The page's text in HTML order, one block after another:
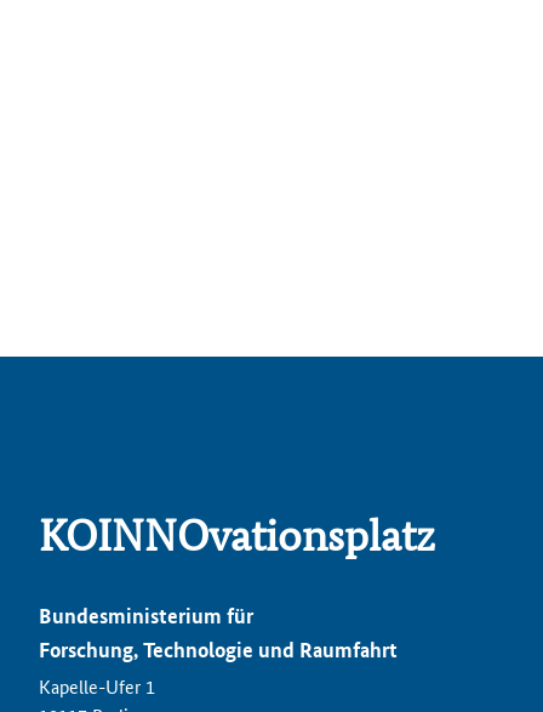
KOINNOvationsplatz
Bundesministerium für
Forschung, Technologie und Raumfahrt
Kapelle-Ufer 1